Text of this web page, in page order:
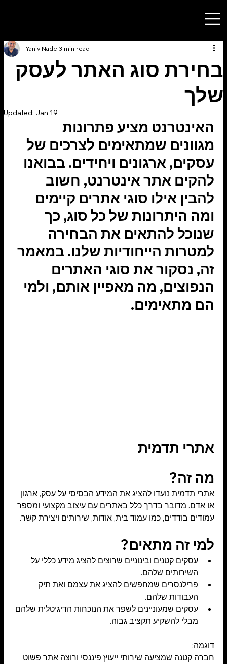
בחירת סוג האתר לעסק
שלך
Yaniv Nadel3 min read
Updated: Jan 19
האינטרנט מציע פתרונות
מגוונים שמתאימים לצרכים של
עסקים, ארגונים ויחידים. בבואנו
להקים אתר אינטרנט, חשוב
להבין אילו סוגי אתרים קיימים
ומה היתרונות של כל סוג, כך
שנוכל להתאים את הבחירה
למטרות הייחודיות שלנו. במאמר
זה, נסקור את סוגי האתרים
הנפוצים, מה מאפיין אותם, ולמי
הם מתאימים.
אתרי תדמית
מה זה?
אתרי תדמית נועדו להציג את המידע הבסיסי על עסק, ארגון
או אדם. מדובר בדרך כלל באתרים עם עיצוב מקצועי ומספר
עמודים בודדים, כמו עמוד בית, אודות, שירותים ויצירת קשר.
למי זה מתאים?
עסקים קטנים ובינוניים שרוצים להציג מידע כללי על
השירותים שלהם.
פרילנסרים שמחפשים להציג את עצמם ואת תיק
העבודות שלהם.
עסקים שמעוניינים לשפר את הנוכחות הדיגיטלית שלהם
מבלי להשקיע תקציב גבוה.
דוגמה:
חברה קטנה שמציעה שירותי ייעוץ פיננסי ורוצה אתר פשוט